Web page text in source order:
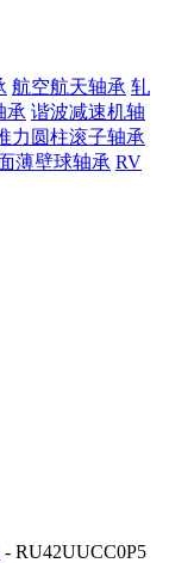
航空航天轴承 轧
承 谐波减速机轴
力圆柱滚子轴承
薄壁球轴承 RV
- RU42UUCC0P5